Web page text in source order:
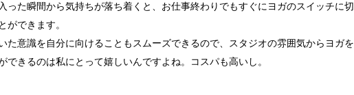
った瞬間から気持ちが落ち着くと、お仕事終わりでもすぐにヨガのスイッチに切
ができます。
た意識を自分に向けることもスムーズできるので、スタジオの雰囲気からヨガを
できるのは私にとって嬉しいんですよね。コスパも高いし。